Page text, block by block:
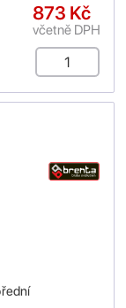
873 Kč
včetně DPH